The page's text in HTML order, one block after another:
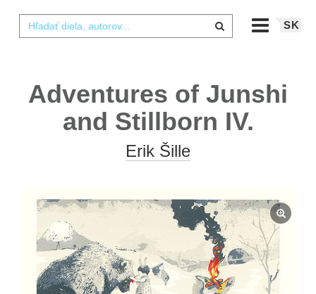
SK
Adventures of Junshi
and Stillborn IV.
Erik Šille